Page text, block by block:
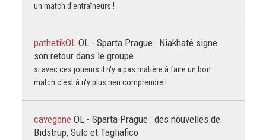
un match d'entraîneurs !
pathetikOL OL - Sparta Prague : Niakhaté signe
son retour dans le groupe
si avec ces joueurs il n'y a pas matière à faire un bon
match c'est à n'y plus rien comprendre !
cavegone OL - Sparta Prague : des nouvelles de
Bidstrup, Sulc et Tagliafico